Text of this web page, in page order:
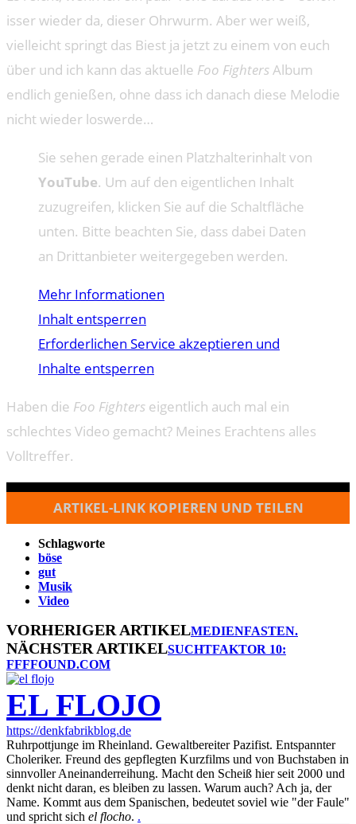
isser wieder da, dieser Ohrwurm. Aber wer weiß,
vielleicht springt das Biest ja jetzt zu einem von euch
über und ich kann das aktuelle Foo FightersAlbum
endlich genießen, ohne dass ich danach diese Melodie
nicht wieder loswerde…
Sie sehen gerade einen Platzhalterinhalt von
YouTube. Um auf den eigentlichen Inhalt
zuzugreifen, klicken Sie auf die Schaltfläche
unten. Bitte beachten Sie, dass dabei Daten
an Drittanbieter weitergegeben werden.
Mehr Informationen
Inhalt entsperren
Erforderlichen Service akzeptieren und
Inhalte entsperren
Haben die Foo Fighters eigentlich auch mal ein
schlechtes Video gemacht? Meines Erachtens alles
Volltreffer.
ARTIKEL-LINK KOPIEREN UND TEILEN
Schlagworte
böse
gut
Musik
Video
VORHERIGER ARTIKELMEDIENFASTEN.
NÄCHSTER ARTIKELSUCHTFAKTOR 10:
FFFFOUND.COM
EL FLOJO
https://denkfabrikblog.de
Ruhrpottjunge im Rheinland. Gewaltbereiter Pazifist. Entspannter
Choleriker. Freund des gepflegten Kurzfilms und von Buchstaben in
sinnvoller Aneinanderreihung. Macht den Scheiß hier seit 2000 und
denkt nicht daran, es bleiben zu lassen. Warum auch? Ach ja, der
Name. Kommt aus dem Spanischen, bedeutet soviel wie "der Faule"
und spricht sich el flocho. .